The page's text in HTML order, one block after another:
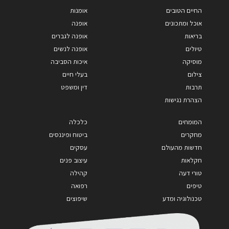
החיים הטובים
אוכל ומתכונים
בריאות
טיולים
מוסיקה
צילום
תרבות
הצהרת נגישות
אומנות
אופנה
אופנה לגברים
אופנה לנשים
איכות הסביבה
בעלי חיים
דין ומשפט
המומחים
מחקרים
חדשות מהעולם
חקלאות
טורי דעה
טיפים
טכנולוגיה ומדע
כלכלה
ביטוח ופיננסים
עסקים
עיצוב פנים
קהילה
רפואה
שיפוצים